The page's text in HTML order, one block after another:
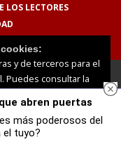
LOS LECTORES
de
y de terceros para el
Puedes consultar la
y Cookies
Personalizar
abren puertas
más poderosos del
el tuyo?